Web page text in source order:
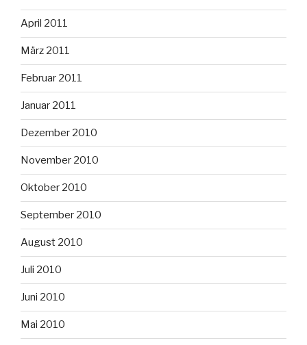
April 2011
März 2011
Februar 2011
Januar 2011
Dezember 2010
November 2010
Oktober 2010
September 2010
August 2010
Juli 2010
Juni 2010
Mai 2010